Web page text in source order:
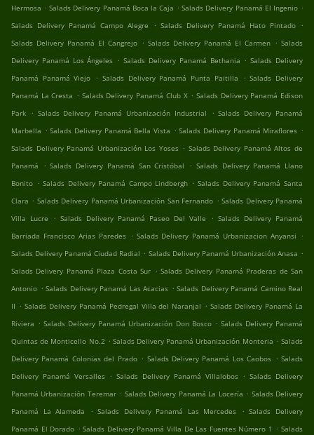
Hermosa . Salads Delivery Panamá Boca la Caja . Salads Delivery Panamá El Ingenio .
Salads Delivery Panamá Campo Alegre
. Salads Delivery Panamá Hato Pintado .
Salads Delivery Panamá El Cangrejo . Salads Delivery Panamá El Carmen . Salads
Delivery Panamá Los Ángeles . Salads Delivery Panamá Bethania . Salads Delivery
Panamá Panamá Viejo . Salads Delivery Panamá Punta Paitilla . Salads Delivery
Panamá La Cresta . Salads Delivery Panamá Club X . Salads Delivery Panamá Edison
Park . Salads Delivery Panamá Urbanización Industrial . Salads Delivery Panamá
Marbella . Salads Delivery Panamá Bella Vista . Salads Delivery Panamá Miraflores .
Salads Delivery Panamá Urbanización Los Yoses . Salads Delivery Panamá Altos de
Panamá
. Salads Delivery Panamá San Cristóbal . Salads Delivery Panamá Llano
Bonito . Salads Delivery Panamá Campo Lindbergh . Salads Delivery Panamá Santa
Clara . Salads Delivery Panamá Urbanización San Fernando . Salads Delivery Panamá
Villa Lucre
. Salads Delivery Panamá Paseo Del Valle . Salads Delivery Panamá
Barriada Francisco Arias Paredes . Salads Delivery Panamá Urbanizacion Anyansi .
Salads Delivery Panamá Ciudad Radial . Salads Delivery Panamá Urbanización Anasa .
Salads Delivery Panamá Plaza Costa Sur . Salads Delivery Panamá Praderas de San
Antonio . Salads Delivery Panamá Las Acacias . Salads Delivery Panamá Camino Real
II . Salads Delivery Panamá Pedregal Villa del Naranjal . Salads Delivery Panamá La
Riviera . Salads Delivery Panamá Urbanización Don Bosco . Salads Delivery Panamá
Quintas de Monticello No.2 . Salads Delivery Panamá Urbanización Monteria . Salads
Delivery Panamá Colonias del Prado . Salads Delivery Panamá Los Caobos . Salads
Delivery Panamá Versalles . Salads Delivery Panamá Villalobos . Salads Delivery
Panamá Urbanización Teremar . Salads Delivery Panamá La Locería . Salads Delivery
Panamá La Alameda
. Salads Delivery Panamá Las Mercedes . Salads Delivery
Panamá El Dorado . Salads Delivery Panamá Villa De Las Fuentes Número 1 . Salads